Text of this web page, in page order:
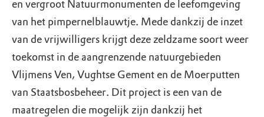
en vergroot Natuurmonumenten de leefomgeving
van het pimpernelblauwtje. Mede dankzij de inzet
van de vrijwilligers krijgt deze zeldzame soort weer
toekomst in de aangrenzende natuurgebieden
Vlijmens Ven, Vughtse Gement en de Moerputten
van Staatsbosbeheer. Dit project is een van de
maatregelen die mogelijk zijn dankzij het